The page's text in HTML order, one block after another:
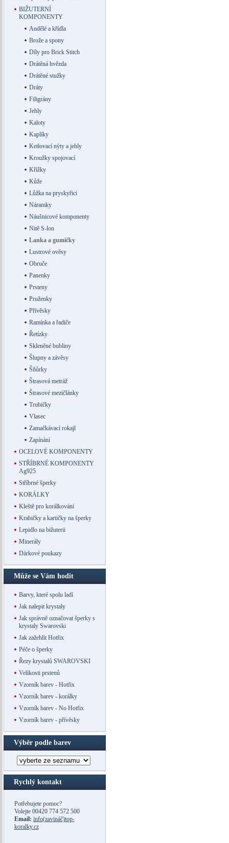
BIŽUTERNÍ
KOMPONENTY
Andělé a křídla
Brože a spony
Díly pro Brick Stitch
Drátěná hvězda
Drátěné stužky
Dráty
Filigrány
Jehly
Kaloty
Kaplíky
Ketlovací nýty a jehly
Kroužky spojovací
Křížky
Kůže
Lůžka na pryskyřici
Náramky
Náušnicové komponenty
Nitě S-lon
Lanka a gumičky
Lustrové ověsy
Obruče
Panenky
Prsteny
Pruženky
Přívěsky
Ramínka a řadiče
Řetízky
Skleněné bubliny
Šlupny a závěsy
Šňůrky
Štrasová metráž
Štrasové mezičlánky
Trubičky
Vlasec
Zamačkávací rokajl
Zapínání
OCELOVÉ KOMPONENTY
STŘÍBRNÉ KOMPONENTY
Ag925
Stříbrné šperky
KORÁLKY
Kleště pro korálkování
Krabičky a kartičky na šperky
Lepidlo na bižuterii
Minerály
Dárkové poukazy
Může se Vám hodit
Barvy, které spolu ladí
Jak nalepit krystaly
Jak správně označovat šperky s
krystaly Swarovski
Jak zažehlit Hotfix
Péče o šperky
Řezy krystalů SWAROVSKI
Velikosti prstenů
Vzorník barev - Hotfix
Vzorník barev - korálky
Vzorník barev - No Hotfix
Vzorník barev - přívěsky
Výběr podle barev
Rychlý kontakt
Potřebujete pomoc?
Volejte 00420 774 572 500
Email: info(zavináč)top-
koralky.cz